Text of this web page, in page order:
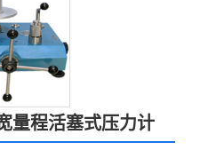
量程活塞式压力计